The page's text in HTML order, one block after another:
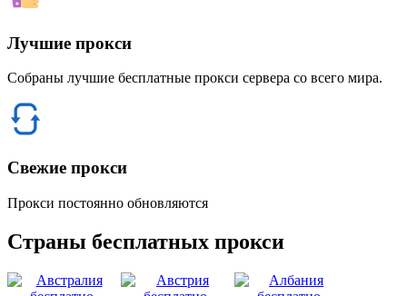
Лучшие прокси
Собраны лучшие бесплатные прокси сервера со всего мира.
Свежие прокси
Прокси постоянно обновляются
Страны бесплатных прокси